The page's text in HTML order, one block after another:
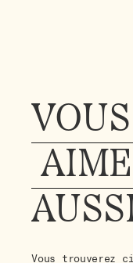
VOUS
Vous trouverez